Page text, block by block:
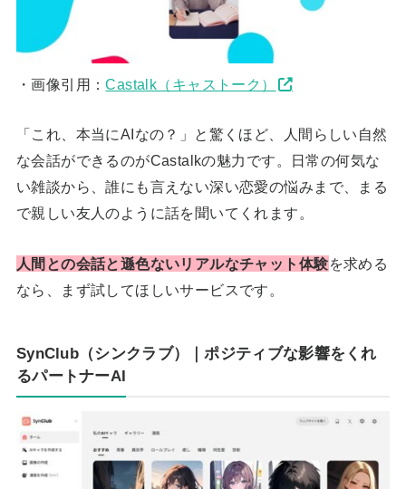
・画像引用：Castalk（キャストーク）
「これ、本当にAIなの？」と驚くほど、人間らしい自然
な会話ができるのがCastalkの魅力です。日常の何気な
い雑談から、誰にも言えない深い恋愛の悩みまで、まる
で親しい友人のように話を聞いてくれます。
人間との会話と遜色ないリアルなチャット体験を求める
なら、まず試してほしいサービスです。
SynClub（シンクラブ）｜ポジティブな影響をくれ
るパートナーAI